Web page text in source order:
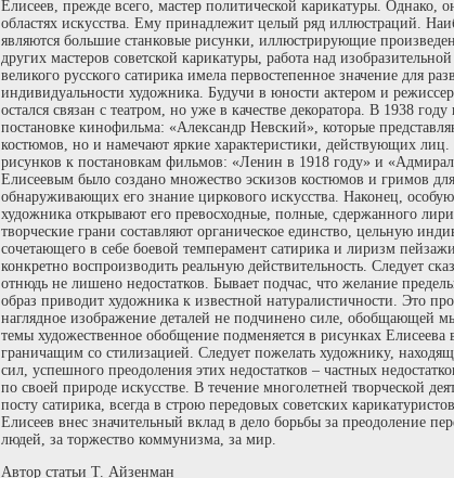
Елисеев, прежде всего, мастер политической карикатуры. Однако,
областях искусства. Ему принадлежит целый ряд иллюстраций.
являются большие станковые рисунки, иллюстрирующие
других мастеров советской карикатуры, работа над
великого русского сатирика имела первостепенное значение для
индивидуальности художника. Будучи в юности актером и
остался связан с театром, но уже в качестве декоратора. В 1938
постановке кинофильма: «Александр Невский», которые
костюмов, но и намечают яркие характеристики, действующих
рисунков к постановкам фильмов: «Ленин в 1918 году» и
Елисеевым было создано множество эскизов костюмов и гримов для
обнаруживающих его знание циркового искусства. Наконец, особую
художника открывают его превосходные, полные, сдержанного
творческие грани составляют органическое единство, цельную
сочетающего в себе боевой темперамент сатирика и лиризм
конкретно воспроизводить реальную действительность. Следует
отнюдь не лишено недостатков. Бывает подчас, что желание
образ приводит художника к известной натуралистичности. Это
наглядное изображение деталей не подчинено силе, обобщающей
темы художественное обобщение подменяется в рисунках
граничащим со стилизацией. Следует пожелать художнику,
сил, успешного преодоления этих недостатков – частных
по своей природе искусстве. В течение многолетней творческой
посту сатирика, всегда в строю передовых советских
Елисеев внес значительный вклад в дело борьбы за преодоление
людей, за торжество коммунизма, за мир.
Автор статьи Т. Айзенман